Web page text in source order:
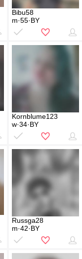
Bibu58
m·55·BY
Kornblume123
w·34·BY
Russga28
m·42·BY